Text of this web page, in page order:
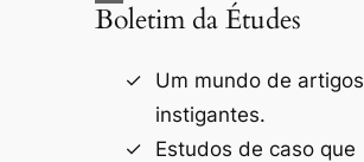
Boletim da Études
Um mundo de artigos
instigantes.
Estudos de caso que